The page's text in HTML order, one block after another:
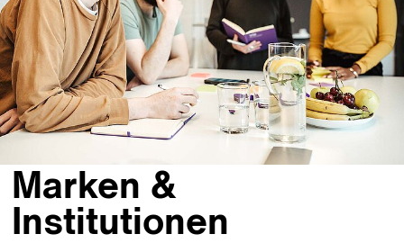
Marken &
Institutionen